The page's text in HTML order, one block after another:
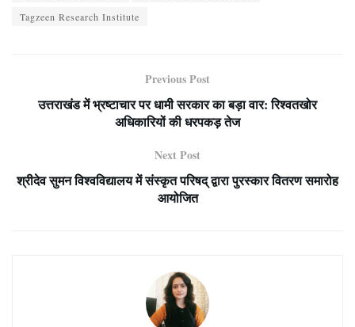
Tagzeen Research Institute
Previous Post
उत्तराखंड में भ्रष्टाचार पर धामी सरकार का बड़ा वार: रिश्वतखोर
अधिकारियों की धरपकड़ तेज
Next Post
श्रीदेव सुमन विश्वविद्यालय में संस्कृत परिषद् द्वारा पुरस्कार वितरण समारोह
आयोजित